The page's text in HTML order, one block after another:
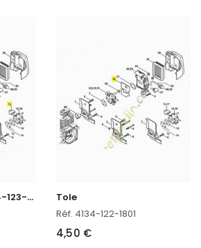
D
ouille Stihl réf. 4134-123-7502 en stock
Tole
Réf. 4134-122-1801
4,50 €